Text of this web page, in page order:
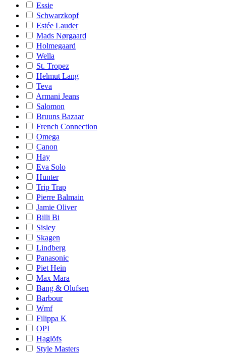
Essie
Schwarzkopf
Estée Lauder
Mads Nørgaard
Holmegaard
Wella
St. Tropez
Helmut Lang
Teva
Armani Jeans
Salomon
Bruuns Bazaar
French Connection
Omega
Canon
Hay
Eva Solo
Hunter
Trip Trap
Pierre Balmain
Jamie Oliver
Billi Bi
Sisley
Skagen
Lindberg
Panasonic
Piet Hein
Max Mara
Bang & Olufsen
Barbour
Wmf
Filippa K
OPI
Haglöfs
Style Masters